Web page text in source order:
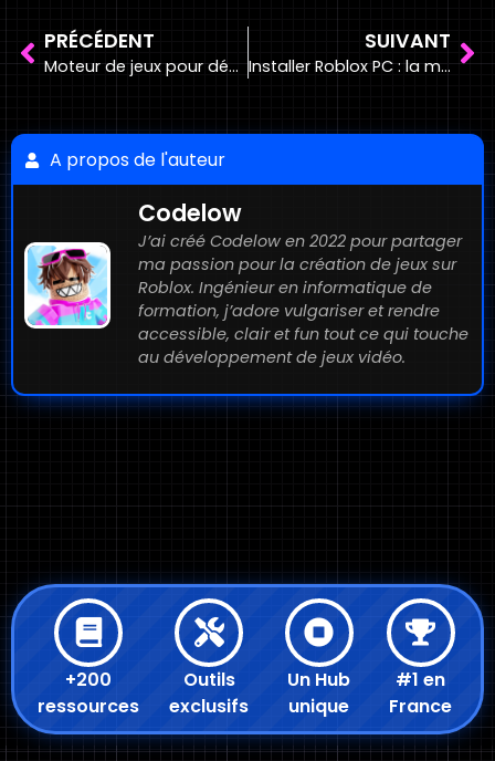
PRÉCÉDENT
Moteur de jeux pour débutant : Unity, Unreal ou Roblox ?
SUIVANT
Installer Roblox PC : la méthode officielle et gratuite
A propos de l'auteur
Codelow
J’ai créé Codelow en 2022 pour partager
ma passion pour la création de jeux sur
Roblox. Ingénieur en informatique de
formation, j’adore vulgariser et rendre
accessible, clair et fun tout ce qui touche
au développement de jeux vidéo.
+200
ressources
Outils
exclusifs
Un Hub
unique
#1 en
France